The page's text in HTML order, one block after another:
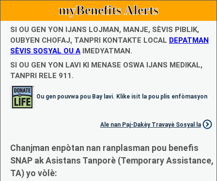
myBenefits Alerts
SI OU GEN YON IJANS LOJMAN, MANJE, SÈVIS PIBLIK,
OUBYEN CHOFAJ, TANPRI KONTAKTE LOCAL DEPATMAN
SÈVIS SOSYAL OU A IMEDYATMAN.
SI OU GEN YON LAVI KI MENASE OSWA IJANS MEDIKAL,
TANPRI RELE 911.
Ou gen pouvwa pou Bay lavi. Klike isit la pou plis enfòmasyon
Ale nan Paj-Dakèy Travayè Sosyal la
Chanjman enpòtan nan ranplasman pou benefis
SNAP ak Asistans Tanporè (Temporary Assistance,
TA) yo vòlè: